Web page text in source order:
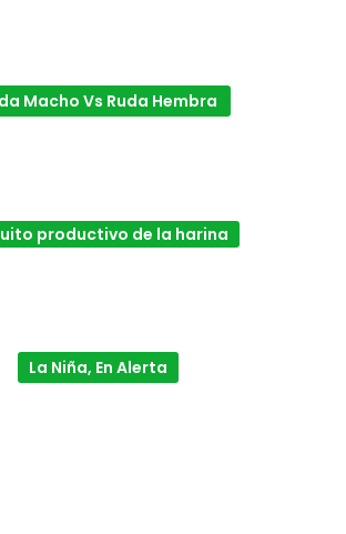
Macho Vs Ruda Hembra
productivo de la harina
La Niña, En Alerta